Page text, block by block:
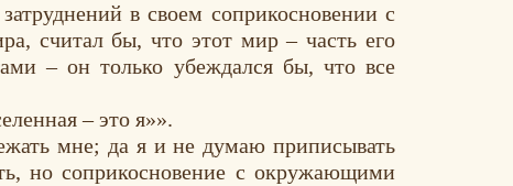
в своем соприкосновении с
считал бы, что этот мир – часть его
– он только убеждался бы, что все
– это я»».
мне; да я и не думаю приписывать
но соприкосновение с окружающими